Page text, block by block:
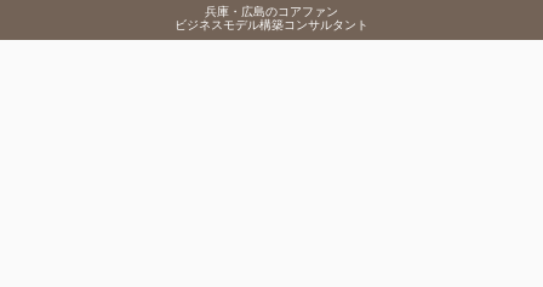
兵庫・広島のコアファン
ビジネスモデル構築コンサルタント